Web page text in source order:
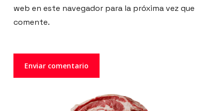
web en este navegador para la próxima vez que
comente.